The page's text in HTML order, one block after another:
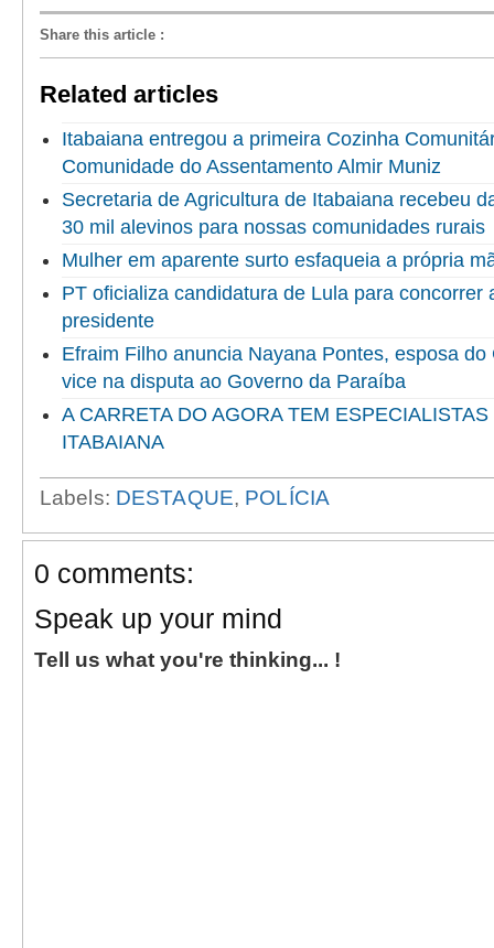
Share this article :
Related articles
Itabaiana entregou a primeira Cozinha
Comunidade do Assentamento Almir Muniz
Secretaria de Agricultura de Itabaiana recebeu
30 mil alevinos para nossas comunidades rurais
Mulher em aparente surto esfaqueia a própria
PT oficializa candidatura de Lula para concorrer
presidente
Efraim Filho anuncia Nayana Pontes, esposa
vice na disputa ao Governo da Paraíba
A CARRETA DO AGORA TEM
ITABAIANA
Labels: DESTAQUE, POLÍCIA
0 comments:
Speak up your mind
Tell us what you're thinking... !